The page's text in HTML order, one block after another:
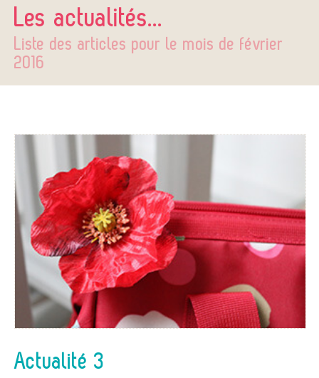
Les actualités...
Liste des articles pour le mois de février
2016
Actualité 3